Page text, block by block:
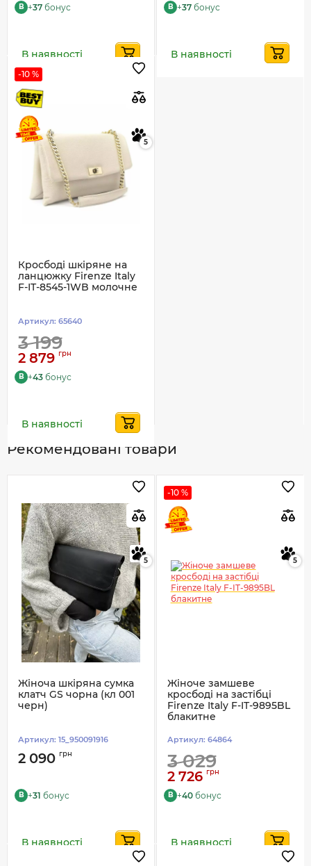
B +37 бонус
В наявності
B +37 бонус
В наявності
-10 %
5
Кросбоді шкіряне на
ланцюжку Firenze Italy
F-IT-8545-1WB молочне
Артикул: 65640
3 199
2 879 грн
B +43 бонус
В наявності
Рекомендовані товари
5
Жіноча шкіряна сумка
клатч GS чорна (кл 001
черн)
Артикул: 15_950091916
2 090 грн
B +31 бонус
В наявності
-10 %
5
Жіноче замшеве
кросбоді на застібці
Firenze Italy F-IT-9895BL
блакитне
Артикул: 64864
3 029
2 726 грн
B +40 бонус
В наявності